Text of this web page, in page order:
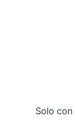
Solo con